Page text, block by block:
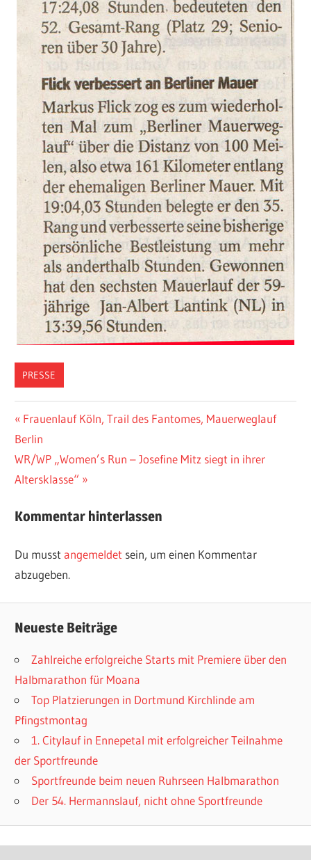
PRESSE
Beitragsnavigation
Vorheriger
Beitrag:
Frauenlauf Köln, Trail des Fantomes, Mauerweglauf
Berlin
Nächster
Beitrag:
WR/WP „Women’s Run – Josefine Mitz siegt in ihrer
Altersklasse“
Kommentar hinterlassen
Du musstangemeldet sein, um einen Kommentar
abzugeben.
Neueste Beiträge
Zahlreiche erfolgreiche Starts mit Premiere über den
Halbmarathon für Moana
Top Platzierungen in Dortmund Kirchlinde am
Pfingstmontag
1. Citylauf in Ennepetal mit erfolgreicher Teilnahme
der Sportfreunde
Sportfreunde beim neuen Ruhrseen Halbmarathon
Der 54. Hermannslauf, nicht ohne Sportfreunde